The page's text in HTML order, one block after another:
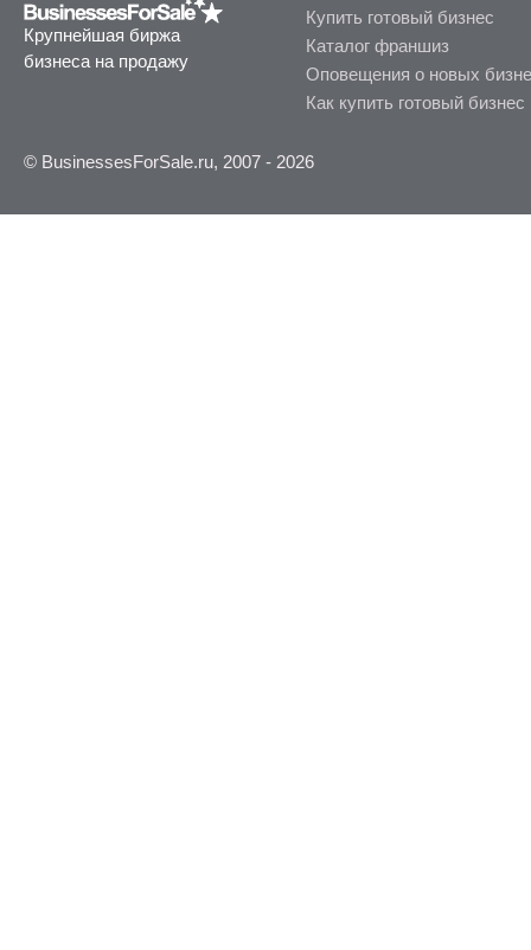
Крупнейшая биржа
бизнеса на продажу
Купить готовый бизнес
Каталог франшиз
Оповещения о новых
Как купить готовый бизнес
© BusinessesForSale.ru, 2007 - 2026